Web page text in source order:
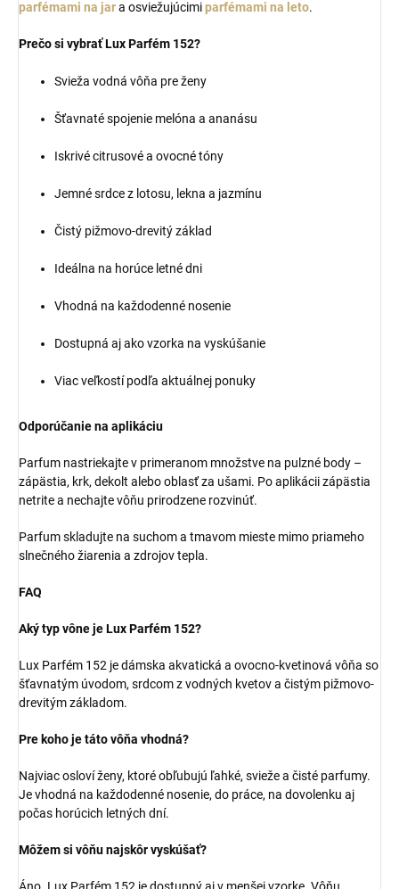
parfémami na jara osviežujúcimiparfémami na leto.
Prečo si vybrať Lux Parfém 152?
Svieža vodná vôňa pre ženy
Šťavnaté spojenie melóna a ananásu
Iskrivé citrusové a ovocné tóny
Jemné srdce z lotosu, lekna a jazmínu
Čistý pižmovo-drevitý základ
Ideálna na horúce letné dni
Vhodná na každodenné nosenie
Dostupná aj ako vzorka na vyskúšanie
Viac veľkostí podľa aktuálnej ponuky
Odporúčanie na aplikáciu
Parfum nastriekajte v primeranom množstve na pulzné body –
zápästia, krk, dekolt alebo oblasť za ušami. Po aplikácii zápästia
netrite a nechajte vôňu prirodzene rozvinúť.
Parfum skladujte na suchom a tmavom mieste mimo priameho
slnečného žiarenia a zdrojov tepla.
FAQ
Aký typ vône je Lux Parfém 152?
Lux Parfém 152 je dámska akvatická a ovocno-kvetinová vôňa so
šťavnatým úvodom, srdcom z vodných kvetov a čistým pižmovo-
drevitým základom.
Pre koho je táto vôňa vhodná?
Najviac osloví ženy, ktoré obľubujú ľahké, svieže a čisté parfumy.
Je vhodná na každodenné nosenie, do práce, na dovolenku aj
počas horúcich letných dní.
Môžem si vôňu najskôr vyskúšať?